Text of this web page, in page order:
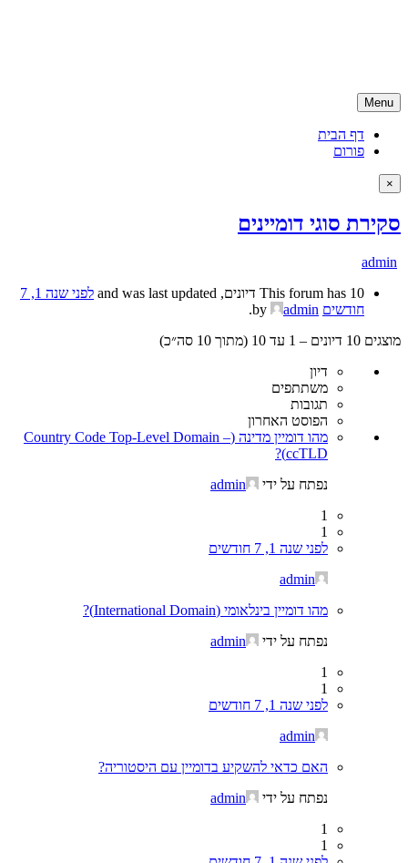
Menu
דף הבית
פורום
×
סקירת סוגי דומיינים
admin
This forum has 10 דיונים, and was last updated
לפני שנה 1, 7
חודשים admin
.
מוצגים 10 דיונים – 1 עד 10 (מתוך 10 סה״כ)
דיון
משתתפים
תגובות
הפוסט האחרון
מהו דומיין מדינה (Country Code Top-Level Domain –
ccTLD)?
נפתח על ידי
admin
1
1
לפני שנה 1, 7 חודשים
admin
מהו דומיין בינלאומי (International Domain)?
נפתח על ידי
admin
1
1
לפני שנה 1, 7 חודשים
admin
האם כדאי להשקיע בדומיין עם היסטוריה?
נפתח על ידי
admin
1
1